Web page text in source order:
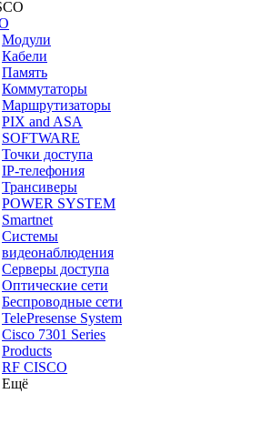
Модули
Кабели
Память
Коммутаторы
Маршрутизаторы
PIX and ASA
SOFTWARE
Точки доступа
IP-телефония
Трансиверы
POWER SYSTEM
Smartnet
Системы
видеонаблюдения
Серверы доступа
Оптические сети
Беспроводные сети
TelePresense System
Cisco 7301 Series
Products
RF CISCO
Ещё